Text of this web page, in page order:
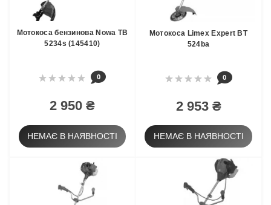
Мотокоса бензинова Nowa TB
5234s (145410)
0
2 950 ₴
НЕМАЄ В НАЯВНОСТІ
Мотокоса Limex Expert ВТ
524ba
0
2 953 ₴
НЕМАЄ В НАЯВНОСТІ